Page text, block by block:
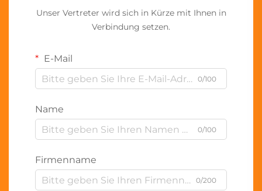
Unser Vertreter wird sich in Kürze mit Ihnen in
Verbindung setzen.
E-Mail
0/100
Name
0/100
Firmenname
0/200